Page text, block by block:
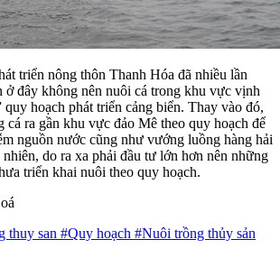
triển nông thôn Thanh Hóa đã nhiều lần
ở đây không nên nuôi cá trong khu vực vịnh
hoạch phát triển cảng biển. Thay vào đó,
cá ra gần khu vực đảo Mê theo quy hoạch để
nguồn nước cũng như vướng luồng hàng hải
nhiên, do ra xa phải đầu tư lớn hơn nên những
triển khai nuôi theo quy hoạch.
thuy san #Quy hoạch #Nuôi trồng thủy sản